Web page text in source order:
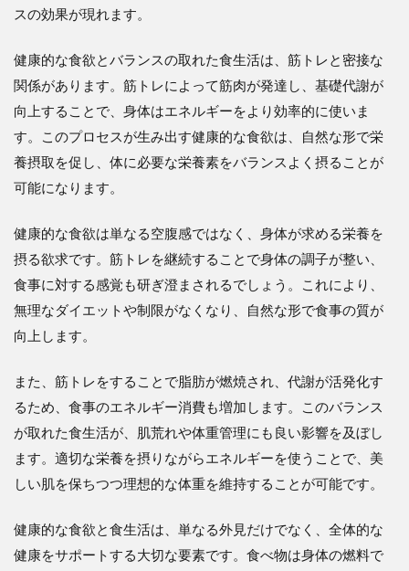
スの効果が現れます。
健康的な食欲とバランスの取れた食生活は、筋トレと密接な
関係があります。筋トレによって筋肉が発達し、基礎代謝が
向上することで、身体はエネルギーをより効率的に使いま
す。このプロセスが生み出す健康的な食欲は、自然な形で栄
養摂取を促し、体に必要な栄養素をバランスよく摂ることが
可能になります。
健康的な食欲は単なる空腹感ではなく、身体が求める栄養を
摂る欲求です。筋トレを継続することで身体の調子が整い、
食事に対する感覚も研ぎ澄まされるでしょう。これにより、
無理なダイエットや制限がなくなり、自然な形で食事の質が
向上します。
また、筋トレをすることで脂肪が燃焼され、代謝が活発化す
るため、食事のエネルギー消費も増加します。このバランス
が取れた食生活が、肌荒れや体重管理にも良い影響を及ぼし
ます。適切な栄養を摂りながらエネルギーを使うことで、美
しい肌を保ちつつ理想的な体重を維持することが可能です。
健康的な食欲と食生活は、単なる外見だけでなく、全体的な
健康をサポートする大切な要素です。食べ物は身体の燃料で